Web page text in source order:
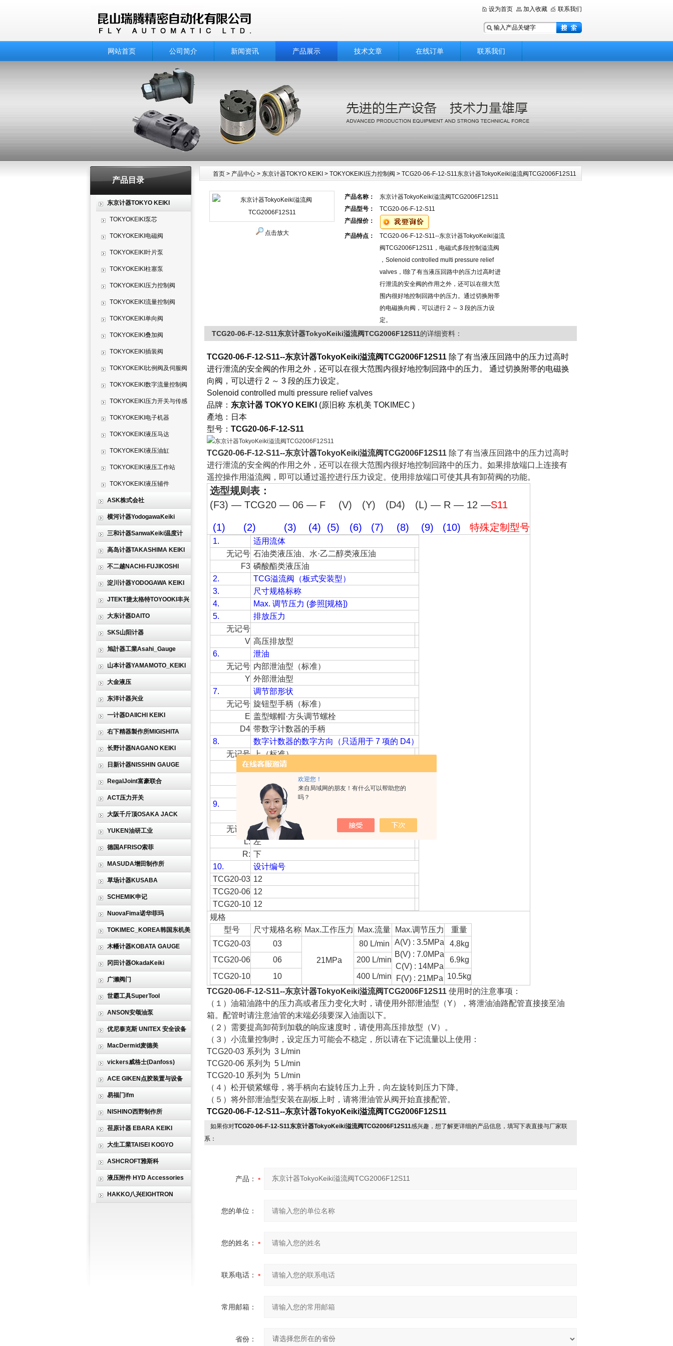
欢迎您！
来自局域网的朋友！有什么可以帮助您的
吗？
设为首页 加入收藏 联系我们
网站首页 公司简介 新闻资讯 产品展示 技术文章 在线订单 联系我们
产品目录
东京计器TOKYO KEIKI
TOKYOKEIKI泵芯
TOKYOKEIKI电磁阀
TOKYOKEIKI叶片泵
TOKYOKEIKI柱塞泵
TOKYOKEIKI压力控制阀
TOKYOKEIKI流量控制阀
TOKYOKEIKI单向阀
TOKYOKEIKI叠加阀
TOKYOKEIKI插装阀
TOKYOKEIKI比例阀及伺服阀
TOKYOKEIKI数字流量控制阀
TOKYOKEIKI压力开关与传感
器 TOKYOKEIKI电子机器
TOKYOKEIKI液压马达
TOKYOKEIKI液压油缸
TOKYOKEIKI液压工作站
TOKYOKEIKI液压辅件
ASK株式会社
横河计器YodogawaKeiki
三和计器SanwaKeiki温度计
高岛计器TAKASHIMA KEIKI
不二越NACHI-FUJIKOSHI
淀川计器YODOGAWA KEIKI
JTEKT捷太格特TOYOOKI丰兴
大东计器DAITO
SKS山阳计器
旭計器工業Asahi_Gauge
山本计器YAMAMOTO_KEIKI
大金液压
东洋计器兴业
一计器DAIICHI KEIKI
右下精器製作所MIGISHITA
长野计器NAGANO KEIKI
日新计器NISSHIN GAUGE
RegalJoint富豪联合
ACT压力开关
大阪千斤顶OSAKA JACK
YUKEN油研工业
德国AFRISO索菲
MASUDA增田制作所
草场计器KUSABA
SCHEMIK申记
NuovaFima诺华菲玛
TOKIMEC_KOREA韩国东机美
木幡计器KOBATA GAUGE
冈田计器OkadaKeiki
广濑阀门
世霸工具SuperTool
ANSON安颂油泵
优尼泰克斯 UNITEX 安全设备
MacDermid麦德美
vickers威格士(Danfoss)
ACE GIKEN点胶装置与设备
易福门ifm
NISHINO西野制作所
荏原计器 EBARA KEIKI
大生工業TAISEI KOGYO
ASHCROFT雅斯科
液压附件 HYD Accessories
HAKKO八兴EIGHTRON
首页 > 产品中心 > 东京计器TOKYO KEIKI > TOKYOKEIKI压力控制阀 > TCG20-06-F-12-S11东京计器TokyoKeiki溢流阀TCG2006F12S11
点击放大
产品名称：
东京计器TokyoKeiki溢流阀TCG2006F12S11
产品型号：
TCG20-06-F-12-S11
产品报价：
产品特点：
TCG20-06-F-12-S11--东京计器TokyoKeiki溢流
阀TCG2006F12S11，电磁式多段控制溢流阀​
，Solenoid controlled multi pressure relief
valves​，l除了有当液压回路中的压力过高时进
行泄流的安全阀的作用之外，还可以在很大范
围内很好地控制回路中的压力。通过切换附帯
的电磁换向阀，可以进行 2 ～ 3 段的压力设
定。
TCG20-06-F-12-S11东京计器TokyoKeiki溢流阀TCG2006F12S11的详细资料：
TCG20-06-F-12-S11--东京计器TokyoKeiki溢流阀TCG2006F12S11 除了有当液压回路中的压力过高时
进行泄流的安全阀的作用之外，还可以在很大范围内很好地控制回路中的压力。 通过切换附帯的电磁换
向阀，可以进行 2 ～ 3 段的压力设定。
Solenoid controlled multi pressure relief valves
品牌： 东京计器 TOKYO KEIKI (原旧称 东机美 TOKIMEC )
產地：日本
型号： TCG20-06-F-12-S11
TCG20-06-F-12-S11--东京计器TokyoKeiki溢流阀TCG2006F12S11 除了有当液压回路中的压力过高时
进行泄流的安全阀的作用之外，还可以在很大范围内很好地控制回路中的压力。如果排放端口上连接有
遥控操作用溢流阀，即可以通过遥控进行压力设定。使用排放端口可使其具有卸荷阀的功能。
选型规则表：
(F3) — TCG20 — 06 — F (V) (Y) (D4) (L) — R — 12 —S11
(1) (2) (3) (4) (5) (6) (7) (8) (9) (10) 特殊定制型号
1.
适用流体
无记号 石油类液压油、水·乙二醇类液压油
F3 磷酸酯类液压油
2.
TCG溢流阀（板式安装型）
3.
尺寸规格标称
4.
Max. 调节压力 (参照[规格])
5.
排放压力
无记号
V 高压排放型
6.
泄油
无记号 内部泄油型（标准）
Y 外部泄油型
7.
调节部形状
无记号 旋钮型手柄（标准）
E 盖型螺帽·方头调节螺栓
D4 带数字计数器的手柄
8.
数字计数器的数字方向（只适用于 7 项的 D4）
无记号 上（标准）
L 左
下
9.
调节部分的方向
详细请参照［外形尺寸］
无记号
上（标准）
L: 左
R: 下
10.
设计编号
TCG20-03 12
TCG20-06 12
TCG20-10 12
规格
型号
尺寸规格名称 Max.工作压力 Max.流量 Max.调节压力
重量
TCG20-03
03
21MPa
80 L/min
A(V) : 3.5MPa
B(V) : 7.0MPa
C(V) : 14MPa
F(V) : 21MPa
4.8kg
TCG20-06
06 200 L/min
6.9kg
TCG20-10
10 400 L/min
10.5kg
TCG20-06-F-12-S11--东京计器TokyoKeiki溢流阀TCG2006F12S11 使用时的注意事项：
（１）油箱油路中的压力高或者压力变化大时，请使用外部泄油型（Y），将泄油油路配管直接接至油
箱。配管时请注意油管的末端必须要深入油面以下。
（２）需要提高卸荷到加载的响应速度时，请使用高压排放型（V）。
（３）小流量控制时，设定压力可能会不稳定，所以请在下记流量以上使用：
TCG20-03 系列为 3 L/min
TCG20-06 系列为 5 L/min
TCG20-10 系列为 5 L/min
（４）松开锁紧螺母，将手柄向右旋转压力上升，向左旋转则压力下降。
（５）将外部泄油型安装在副板上时，请将泄油管从阀开始直接配管。
TCG20-06-F-12-S11--东京计器TokyoKeiki溢流阀TCG2006F12S11
如果你对TCG20-06-F-12-S11东京计器TokyoKeiki溢流阀TCG2006F12S11感兴趣，想了解更详细的产品信息，填写下表直接与厂家联
系：
产品：
您的单位：
您的姓名：
联系电话：
常用邮箱：
省份：